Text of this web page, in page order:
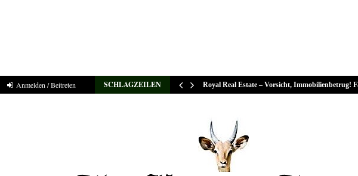
Anmelden / Beitreten SCHLAGZEILEN Royal Real Estate – Vorsicht, Immobilienbetrug!